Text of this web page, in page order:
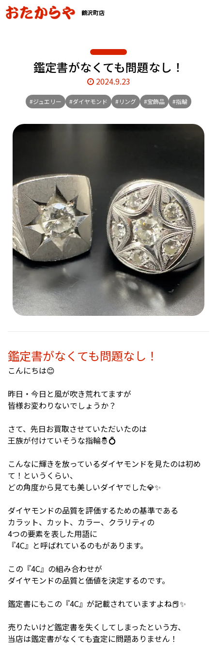
鶴沢町店
鑑定書がなくても問題なし！
2024.9.23
#ジュエリー #ダイヤモンド #リング #宝飾品 #指輪
鑑定書がなくても問題なし！
こんにちは😊
昨日・今日と風が吹き荒れてますが
皆様お変わりないでしょうか？
さて、先日お買取させていただいたのは
王族が付けていそうな指輪🤴💍
こんなに輝きを放っているダイヤモンドを見たのは初め
て！というくらい、
どの角度から見ても美しいダイヤでした💎✨
ダイヤモンドの品質を評価するための基準である
カラット、カット、カラー、クラリティの
4つの要素を表した用語に
『4C』と呼ばれているのもがあります。
この『4C』の組み合わせが
ダイヤモンドの品質と価値を決定するのです。
鑑定書にもこの『4C』が記載されていますよね📕✨
売りたいけど鑑定書を失くしてしまったという方、
当店は鑑定書がなくても査定に問題ありません！